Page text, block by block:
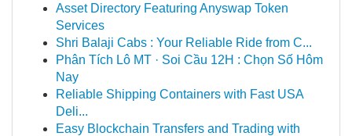
Asset Directory Featuring Anyswap Token
Services
Shri Balaji Cabs : Your Reliable Ride from C...
Phân Tích Lô MT · Soi Cầu 12H : Chọn Số Hôm
Nay
Reliable Shipping Containers with Fast USA
Deli...
Easy Blockchain Transfers and Trading with